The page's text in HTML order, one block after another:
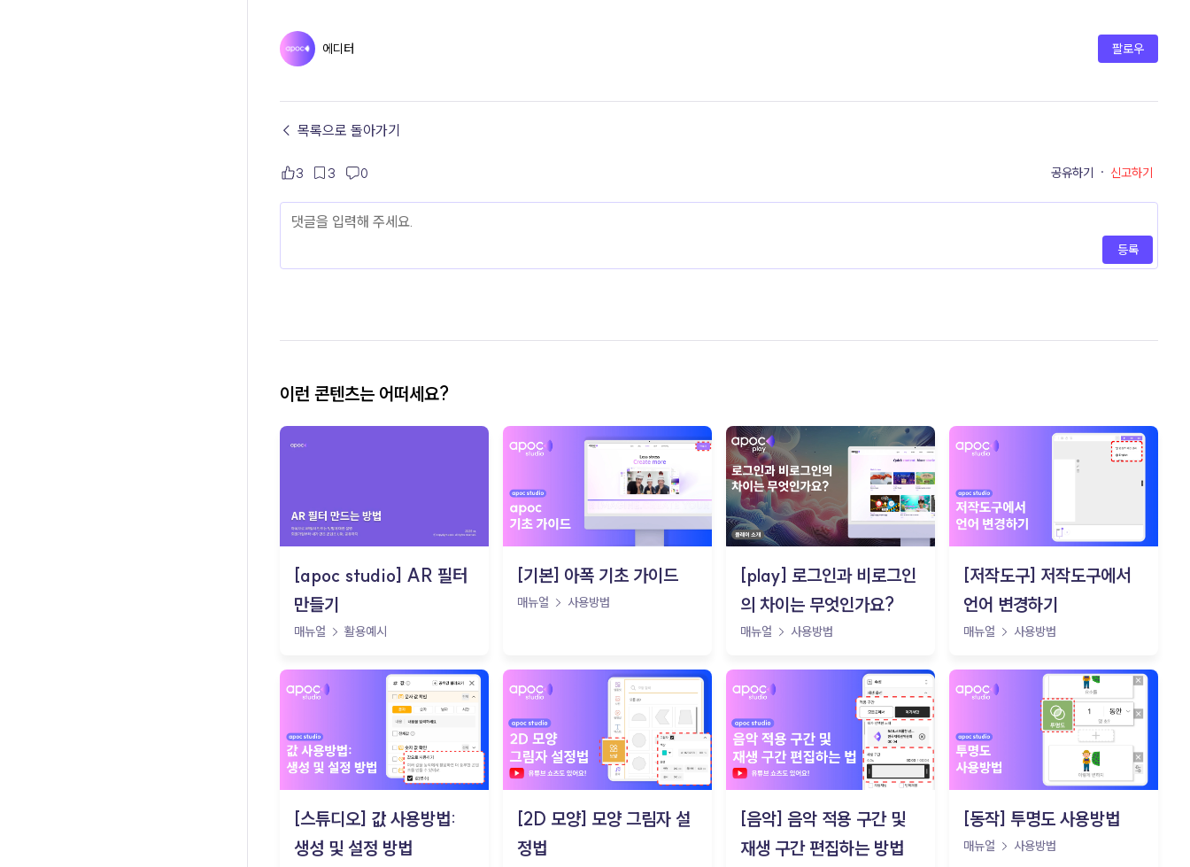
에디터 팔로우
← 목록으로 돌아가기
3 3 0 공유하기 · 신고하기
등록
이런 콘텐츠는 어떠세요?
[apoc studio] AR 필터
만들기
매뉴얼 활용예시
[기본] 아폭 기초 가이드
매뉴얼 사용방법
[play] 로그인과 비로그인
의 차이는 무엇인가요?
매뉴얼 사용방법
[저작도구] 저작도구에서
언어 변경하기
매뉴얼 사용방법
[스튜디오] 값 사용방법:
생성 및 설정 방법
[2D 모양] 모양 그림자 설
정법
[음악] 음악 적용 구간 및
재생 구간 편집하는 방법
[동작] 투명도 사용방법
매뉴얼 사용방법